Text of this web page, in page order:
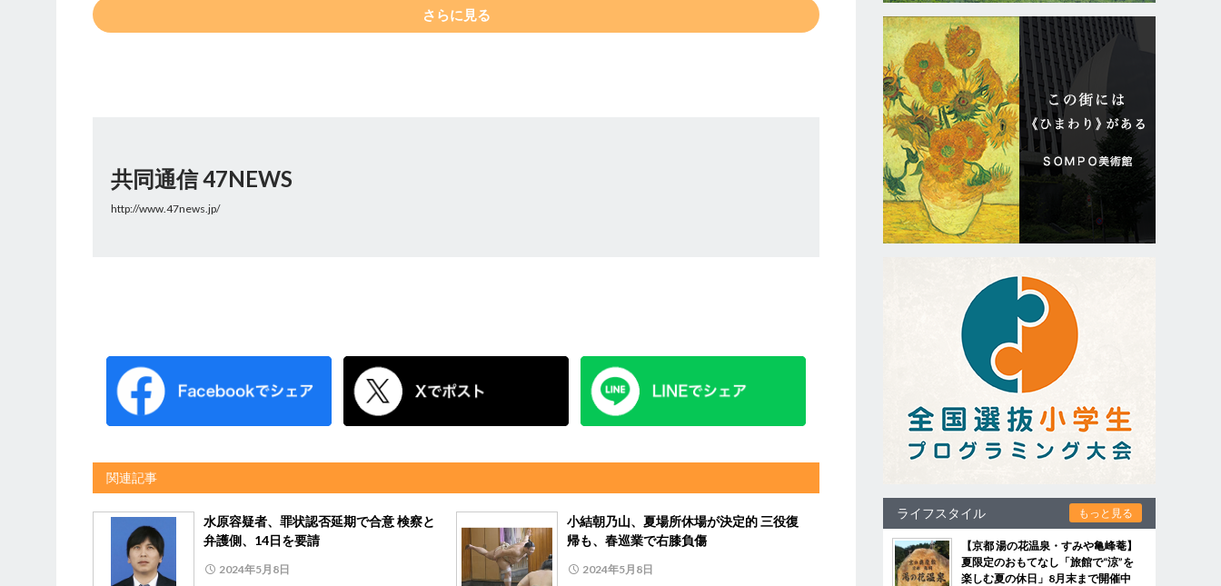
さらに見る
共同通信 47NEWS
http://www.47news.jp/
関連記事
水原容疑者、罪状認否延期で合意 検察と
弁護側、14日を要請
2024年5月8日
小結朝乃山、夏場所休場が決定的 三役復
帰も、春巡業で右膝負傷
2024年5月8日
ライフスタイル もっと見る
【京都 湯の花温泉・すみや亀峰菴】
夏限定のおもてなし「旅館で“涼”を
楽しむ夏の休日」8月末まで開催中